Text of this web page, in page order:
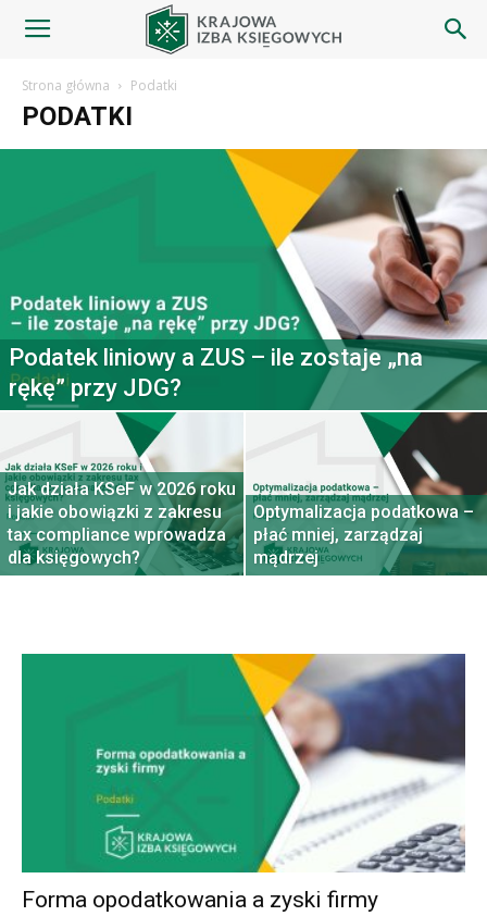
Blog
Izba
Księgowych
Strona główna Podatki
PODATKI
Podatek liniowy a ZUS – ile zostaje „na
rękę” przy JDG?
Jak działa KSeF w 2026 roku
i jakie obowiązki z zakresu
tax compliance wprowadza
dla księgowych?
Optymalizacja podatkowa –
płać mniej, zarządzaj
mądrzej
Forma opodatkowania a zyski firmy